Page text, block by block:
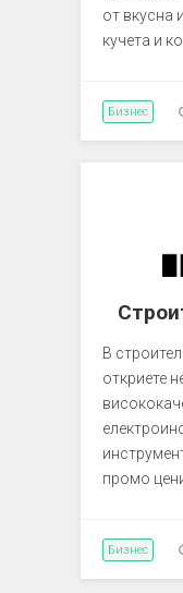
от вкусна
кучета и
Бизнес
В
откриете
промо
Бизнес